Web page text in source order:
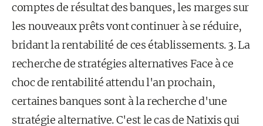
comptes de résultat des banques, les marges sur
les nouveaux prêts vont continuer à se réduire,
bridant la rentabilité de ces établissements. 3. La
recherche de stratégies alternatives Face à ce
choc de rentabilité attendu l'an prochain,
certaines banques sont à la recherche d'une
stratégie alternative. C'est le cas de Natixis qui